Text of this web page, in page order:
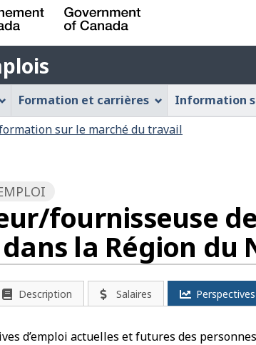
Formation et carrières Information
sur le marché du travail
fournisseuse
la Région du
Description Salaires Perspectives
d’emploi actuelles et futures des